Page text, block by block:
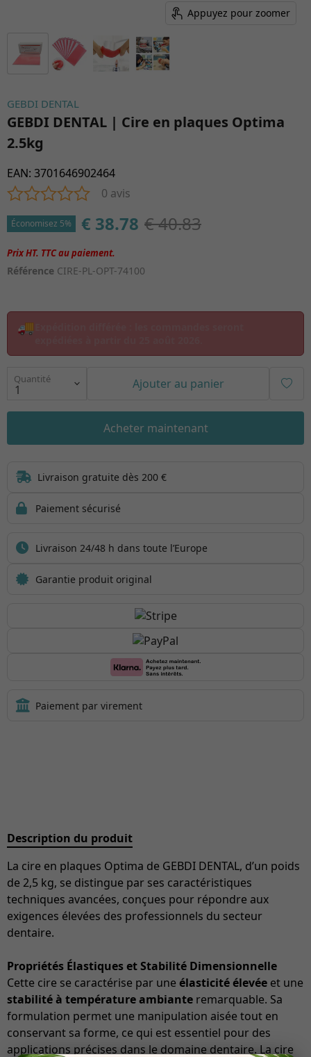
Appuyez pour zoomer
GEBDI DENTAL
GEBDI DENTAL | Cire en plaques Optima
2.5kg
EAN: 3701646902464
0 avis
Économisez 5% € 38.78 € 40.83
Référence CIRE-PL-OPT-74100
🚚
Quantité Ajouter au panier
Acheter maintenant
Description du produit
La cire en plaques Optima de GEBDI DENTAL, d’un poids
de 2,5 kg, se distingue par ses caractéristiques
techniques avancées, conçues pour répondre aux
exigences élevées des professionnels du secteur
dentaire.
Propriétés Élastiques et Stabilité Dimensionnelle
Cette cire se caractérise par une élasticité élevée et une
stabilité à température ambiante remarquable. Sa
formulation permet une manipulation aisée tout en
conservant sa forme, ce qui est essentiel pour des
applications précises dans le domaine dentaire. La cire